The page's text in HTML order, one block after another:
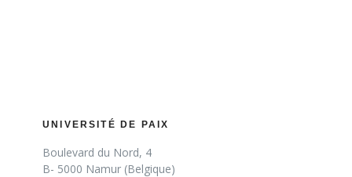
UNIVERSITÉ DE PAIX
Boulevard du Nord, 4
B- 5000 Namur (Belgique)